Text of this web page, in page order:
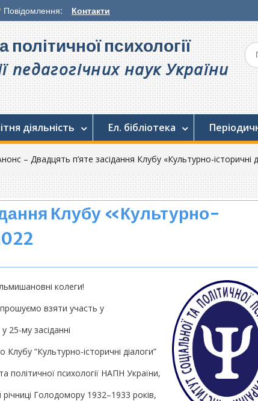
Повідомлення: Контакти
політичної психології
педагогічних наук України
діяльність Ел. бібліотека
– Двадцять п’яте засідання Клубу «Культурно-історичні
Клубу «Культурно-
колеги!
взяти участь у
у 25-му засіданні
Клубу “Культурно-історичні діалоги”
політичної психології НАПН України,
Голодомору 1932–1933 років,